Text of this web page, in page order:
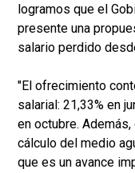
logramos que el
presente una
salario perdido
"El ofrecimiento
salarial: 21,33% en
en octubre.
cálculo del medio
que es un avance